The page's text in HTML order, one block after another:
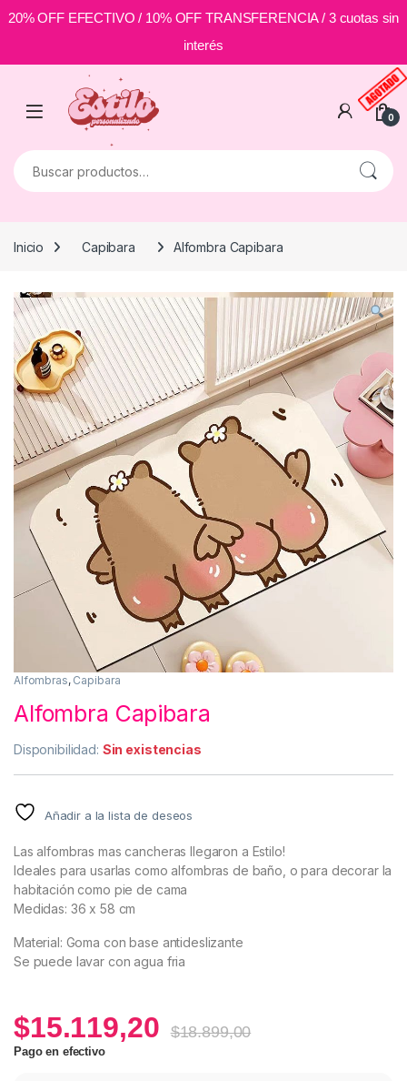
20% OFF EFECTIVO / 10% OFF TRANSFERENCIA / 3 cuotas sin
interés
Skip to navigation
0
Buscar por:
Inicio Capibara Alfombra Capibara
Alfombras, Capibara
Alfombra Capibara
Disponibilidad: Sin existencias
Añadir a la lista de deseos
Las alfombras mas cancheras llegaron a Estilo!
Ideales para usarlas como alfombras de baño, o para decorar la
habitación como pie de cama
Medidas: 36 x 58 cm
Material: Goma con base antideslizante
Se puede lavar con agua fria
$15.119,20 $18.899,00
Pago en efectivo